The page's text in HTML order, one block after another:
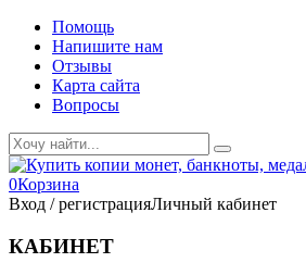
Помощь
Напишите нам
Отзывы
Карта сайта
Вопросы
0Корзина
Вход / регистрацияЛичный кабинет
КАБИНЕТ